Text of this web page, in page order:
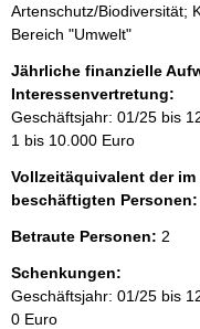
Artenschutz/Biodiversität;
Bereich "Umwelt"
Jährliche finanzielle
Interessenvertretung:
Geschäftsjahr: 01/25 bis
1 bis 10.000 Euro
Vollzeitäquivalent der
beschäftigten Personen:
Betraute Personen: 2
Schenkungen:
Geschäftsjahr: 01/25 bis
0 Euro